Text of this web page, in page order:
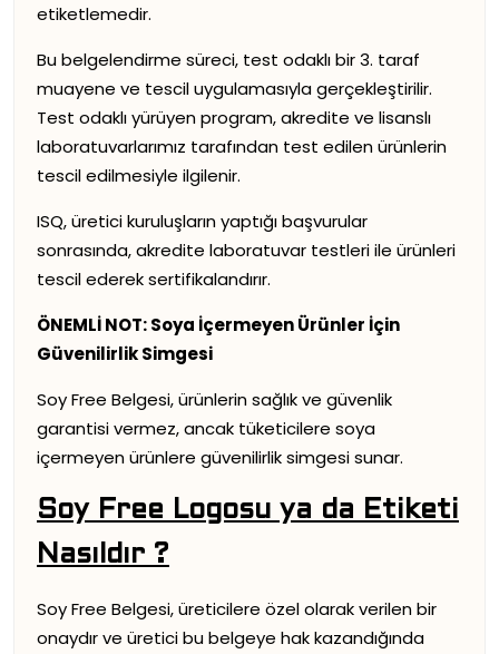
etiketlemedir.
Bu belgelendirme süreci, test odaklı bir 3. taraf
muayene ve tescil uygulamasıyla gerçekleştirilir.
Test odaklı yürüyen program, akredite ve lisanslı
laboratuvarlarımız tarafından test edilen ürünlerin
tescil edilmesiyle ilgilenir.
ISQ, üretici kuruluşların yaptığı başvurular
sonrasında, akredite laboratuvar testleri ile ürünleri
tescil ederek sertifikalandırır.
ÖNEMLİ NOT: Soya İçermeyen Ürünler İçin
Güvenilirlik Simgesi
Soy Free Belgesi, ürünlerin sağlık ve güvenlik
garantisi vermez, ancak tüketicilere soya
içermeyen ürünlere güvenilirlik simgesi sunar.
Soy Free Logosu ya da Etiketi
Nasıldır ?
Soy Free Belgesi, üreticilere özel olarak verilen bir
onaydır ve üretici bu belgeye hak kazandığında